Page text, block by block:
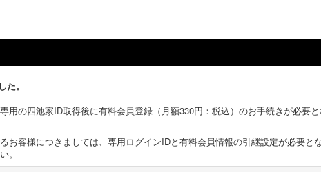
。
用の四池家ID取得後に有料会員登録（月額330円：税込）のお手続きが必要
お客様につきましては、専用ログインIDと有料会員情報の引継設定が必要と
。